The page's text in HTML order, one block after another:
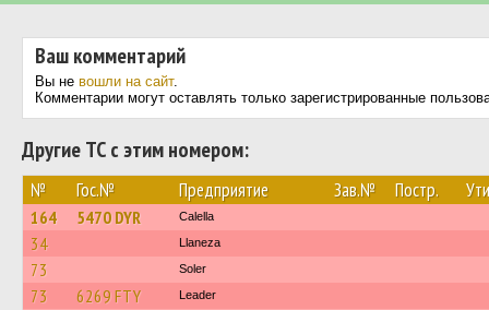
Ваш комментарий
Вы не вошли на сайт.
Комментарии могут оставлять только зарегистрированные
Другие ТС с этим номером:
№ Гос.№ Предприятие Зав.№ Постр.
164 5470 DYR Calella
34 Llaneza
73 Soler
73 6269 FTY Leader